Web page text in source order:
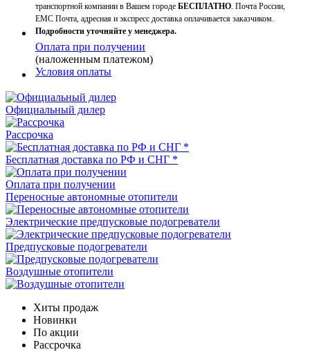
транспортной компании в Вашем городе БЕСПЛАТНО. Почта России,
ЕМС Почта, адресная и экспресс доставка оплачивается заказчиком.
Подробности уточняйте у менеджера.
Оплата при получении
(наложенным платежом)
Условия оплаты
Официальный дилер
Рассрочка
Бесплатная доставка по РФ и СНГ *
Оплата при получении
Переносные автономные отопители
Электрические предпусковые подогреватели
Предпусковые подогреватели
Воздушные отопители
Хиты продаж
Новинки
По акции
Рассрочка